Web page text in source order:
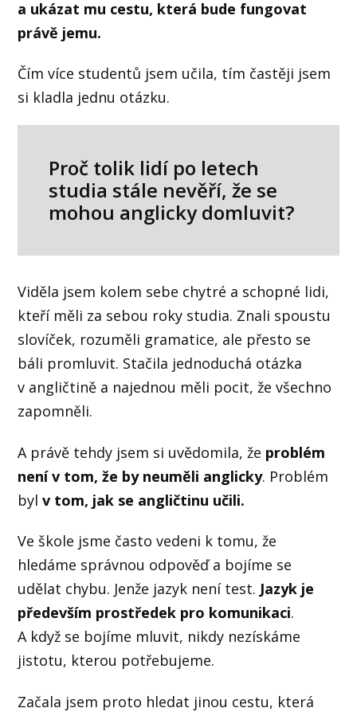
a ukázat mu cestu, která bude fungovat
právě jemu.
Čím více studentů jsem učila, tím častěji jsem
si kladla jednu otázku.
Proč tolik lidí po letech
studia stále nevěří, že se
mohou anglicky domluvit?
Viděla jsem kolem sebe chytré a schopné lidi,
kteří měli za sebou roky studia. Znali spoustu
slovíček, rozuměli gramatice, ale přesto se
báli promluvit. Stačila jednoduchá otázka
v angličtině a najednou měli pocit, že všechno
zapomněli.
A právě tehdy jsem si uvědomila, že problém
není v tom, že by neuměli anglicky. Problém
bylv tom, jak se angličtinu učili.
Ve škole jsme často vedeni k tomu, že
hledáme správnou odpověď a bojíme se
udělat chybu. Jenže jazyk není test. Jazyk je
především prostředek pro komunikaci.
A když se bojíme mluvit, nikdy nezískáme
jistotu, kterou potřebujeme.
Začala jsem proto hledat jinou cestu, která